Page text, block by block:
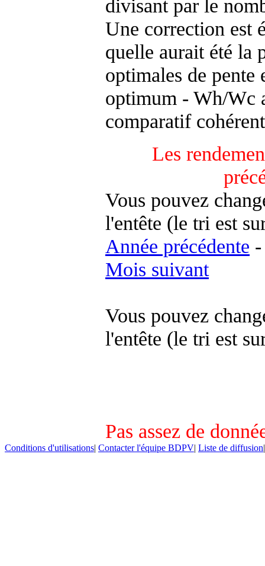
divisant par le
Une correction est
quelle aurait été la
optimales de
optimum - Wh/Wc
comparatif
Les
Vous pouvez
l'entête (le tri est
Année précédente -
Mois suivant
Vous pouvez
l'entête (le tri est
Pas assez de
Conditions d'utilisations| Contacter l'équipe BDPV| Liste de diffusion